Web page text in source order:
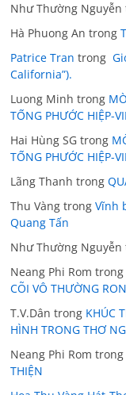
Như Thường Nguyễn
Hà Phuong An trong
Patrice Tran trong
California”).
Luong Minh trong
TỐNG PHƯỚC HIỆP-
Hai Hùng SG trong
TỐNG PHƯỚC HIỆP-
Lãng Thanh trong
Thu Vàng trongVĩnh
Quang Tấn
Như Thường Nguyễn
Neang Phi Rom trong
CÕI VÔ THƯỜNG
T.V.Dân trong KHÚC
HÌNH TRONG THƠ
Neang Phi Rom trong
THIỆN